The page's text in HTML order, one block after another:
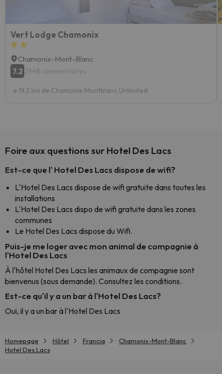
Vert Lodge Chamonix
Chamonix-Mont-Blanc
7.2 2948 commentaires
a 19.2 km de Chamonix Montblanc Unlimited
Foire aux questions sur Hotel Des Lacs
Est-ce que l' Hotel Des Lacs dispose de wifi?
L'Hotel Des Lacs dispose de wifi gratuite dans toutes les
installations
L'Hotel Des Lacs dispo de wifi gratuite dans les zones
communes
Le Hotel Des Lacs dispose du Wifi.
Puis-je me loger avec mon animal de compagnie à
l'Hotel Des Lacs
À l'hôtel Hotel Des Lacs les animaux de compagnie sont
bienvenus (sous demande). Consultez les conditions.
Est-ce qu'il y a un bar à l'Hotel Des Lacs?
Oui, il y a un bar à l'Hotel Des Lacs
Homepage Hôtel Francia
Chamonix-Mont-Blanc
Hotel Des Lacs